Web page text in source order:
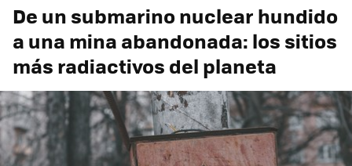
De un submarino nuclear hundido
a una mina abandonada: los sitios
más radiactivos del planeta